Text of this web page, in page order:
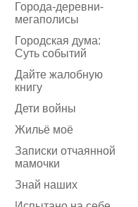
Города-деревни-
мегаполисы
Городская дума:
Суть событий
Дайте жалобную
книгу
Дети войны
Жильё моё
Записки отчаянной
мамочки
Знай наших